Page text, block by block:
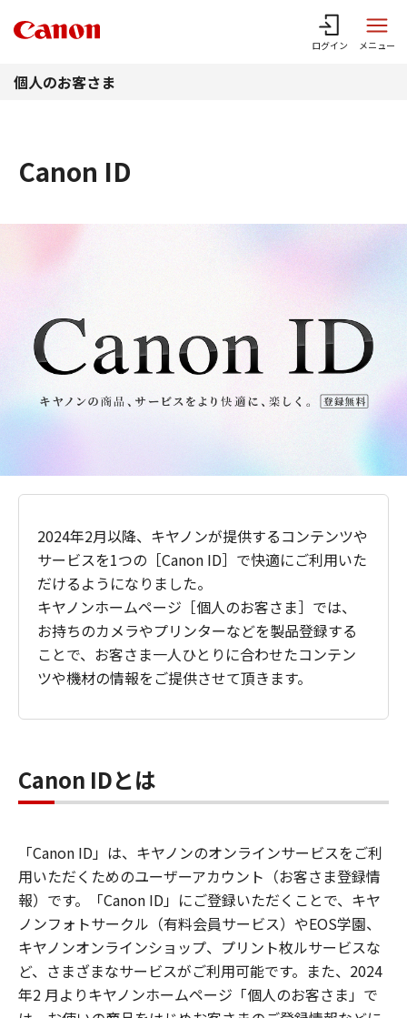
ログイン メニュー
個人のお客さま
Canon ID
2024年2月以降、キヤノンが提供するコンテンツや
サービスを1つの［Canon ID］で快適にご利用いた
だけるようになりました。
キヤノンホームページ［個人のお客さま］では、
お持ちのカメラやプリンターなどを製品登録する
ことで、お客さま一人ひとりに合わせたコンテン
ツや機材の情報をご提供させて頂きます。
Canon IDとは
「Canon ID」は、キヤノンのオンラインサービスをご利
用いただくためのユーザーアカウント（お客さま登録情
報）です。「Canon ID」にご登録いただくことで、キヤ
ノンフォトサークル（有料会員サービス）やEOS学園、
キヤノンオンラインショップ、プリント枚ルサービスな
ど、さまざまなサービスがご利用可能です。また、2024
年2 月よりキヤノンホームページ「個人のお客さま」で